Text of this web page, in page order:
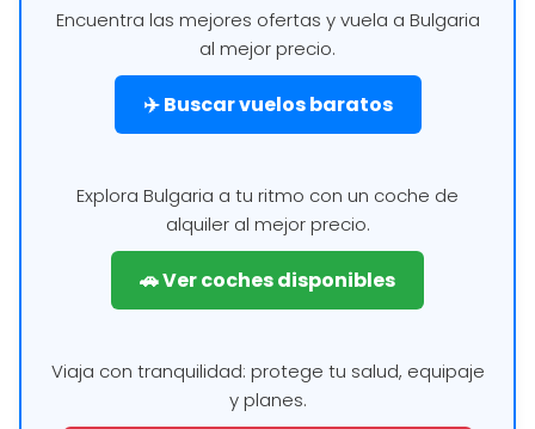
Encuentra las mejores ofertas y vuela a Bulgaria
al mejor precio.
✈️ Buscar vuelos baratos
Explora Bulgaria a tu ritmo con un coche de
alquiler al mejor precio.
🚗 Ver coches disponibles
Viaja con tranquilidad: protege tu salud, equipaje
y planes.